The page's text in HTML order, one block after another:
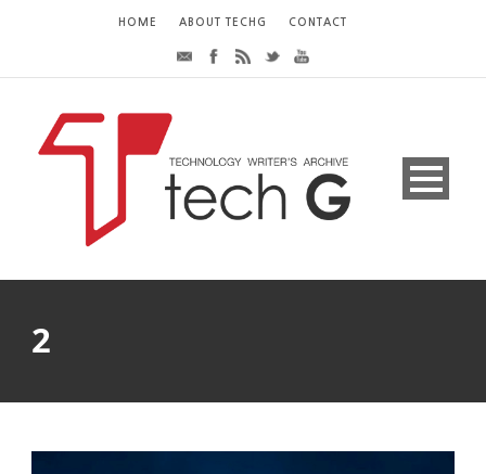
HOME ABOUT TECHG CONTACT
2